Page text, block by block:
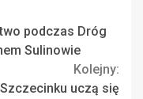
podczas Dróg
Sulinowie
Kolejny:
uczą się